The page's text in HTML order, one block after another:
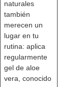
naturales
también
merecen un
lugar en tu
rutina: aplica
regularmente
gel de aloe
vera, conocido